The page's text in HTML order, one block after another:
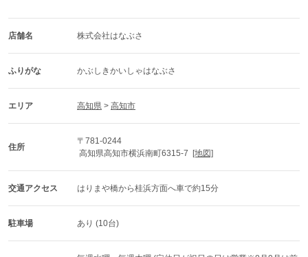
店舗名 株式会社はなぶさ
ふりがな かぶしきかいしゃはなぶさ
エリア 高知県 > 高知市
住所
〒781-0244
高知県高知市横浜南町6315-7
[地図]
交通アクセス はりまや橋から桂浜方面へ車で約15分
駐車場 あり (10台)